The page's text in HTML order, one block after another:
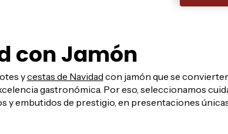
con Jamón
ycestas de Navidad con jamón que se
gastronómica. Por eso, seleccionamos
y embutidos de prestigio, en presentaciones